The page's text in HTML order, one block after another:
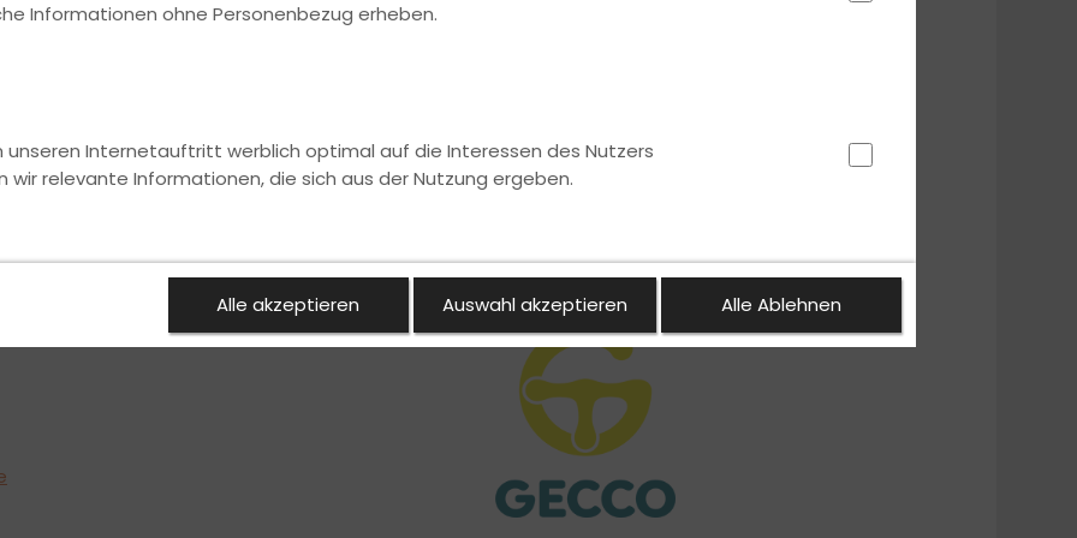
Informationen ohne Personenbezug erheben.
unseren Internetauftritt werblich optimal auf die Interessen des Nutzers
wir relevante Informationen, die sich aus der Nutzung ergeben.
Alle akzeptieren Auswahl akzeptieren Alle Ablehnen